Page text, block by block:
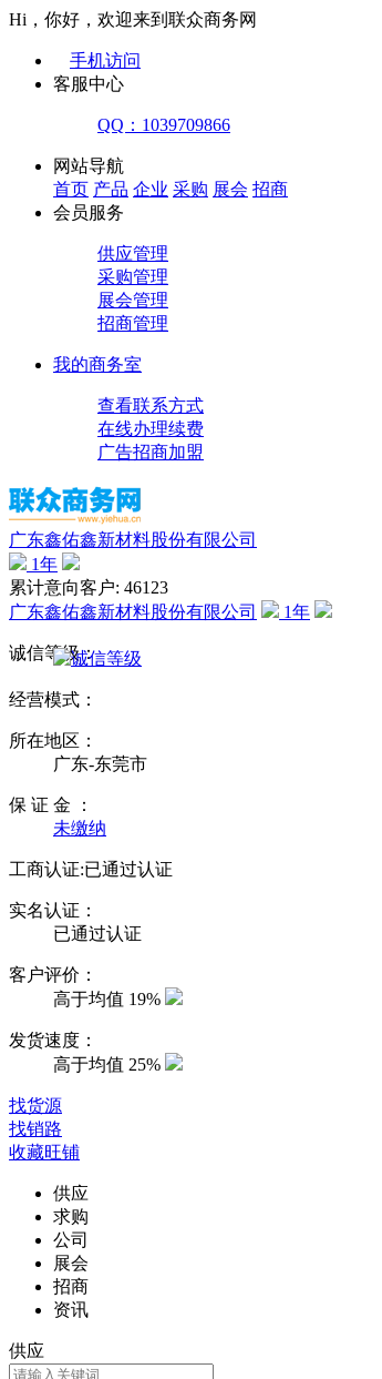
Hi，你好，欢迎来到联众商务网
手机访问
客服中心
QQ：1039709866
网站导航
首页 产品 企业 采购 展会 招商
会员服务
供应管理
采购管理
展会管理
招商管理
我的商务室
查看联系方式
在线办理续费
广告招商加盟
广东鑫佑鑫新材料股份有限公司
1年
累计意向客户: 46123
广东鑫佑鑫新材料股份有限公司
1年
诚信等级：
经营模式：
所在地区：
广东-东莞市
保 证 金 ：
未缴纳
工商认证:已通过认证
实名认证：
已通过认证
客户评价：
高于均值 19%
发货速度：
高于均值 25%
找货源
找销路
收藏旺铺
供应
求购
公司
展会
招商
资讯
供应